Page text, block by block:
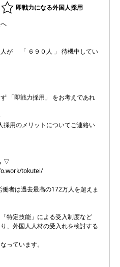
即戦力になる外国人採用
が 「 ６９０人 」 待機中してい
「即戦力採用」 をお考えであれ
用のメリットについてご連絡い
▽
tokutei/
者は過去最高の172万人を超えま
特定技能」による受入制度など
、外国人人材の受入れを検討する
っています。